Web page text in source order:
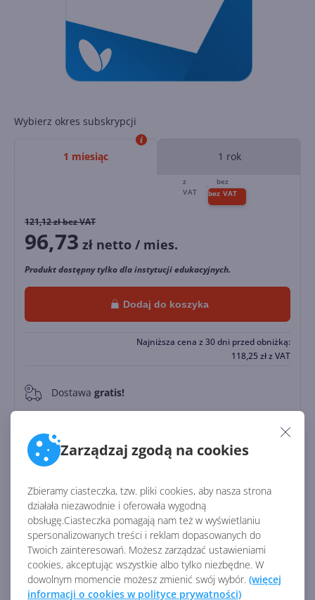
Zarządzaj zgodą na cookies
Zbieramy ciasteczka, tzw. pliki cookies, aby nasza strona
działała niezawodnie i oferowała wygodną
obsługę.Ciasteczka pomagają nam też w wyświetlaniu
spersonalizowanych treści i reklam dopasowanych do
Twoich zainteresowań. Możesz zarządzać ustawieniami
cookies, akceptując wszystkie albo tylko niezbędne. W
dowolnym momencie możesz zmienić swój wybór. (więcej
informacji o cookies w polityce prywatności)
Wybierz okres subskrypcji
1 miesiąc 1 rok
121,12zł bez VAT
96,73 zł netto / mies.
Produkt dostępny tylko dla instytucji edukacyjnych.
Dodaj do koszyka
Najniższa cena z 30 dni przed obniżką:
118,25 złz VAT
0 Dostawa gratis!
Zapłać później
Do
Identyfikator:45705
Kod producenta:CFQ7TTC0TDL0
Zobacz porównanie z innymi pakietami